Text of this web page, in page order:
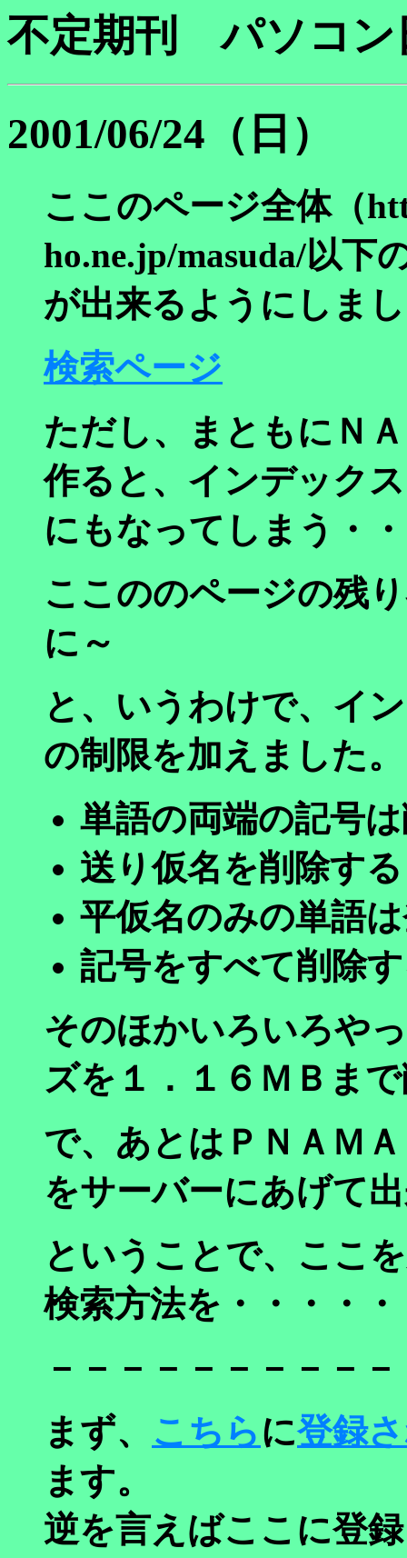
不定期刊 パソコン
2001/06/24（日）
ここのページ全体（
ho.ne.jp/masuda/以下
が出来るようにしま
検索ページ
ただし、まともにＮ
作ると、インデック
にもなってしまう・
ここののページの残
に～
と、いうわけで、イ
の制限を加えました。
単語の両端の記号
送り仮名を削除する
平仮名のみの単語
記号をすべて削除
そのほかいろいろや
ズを１．１６ＭＢま
で、あとはＰＮＡＭ
をサーバーにあげて
ということで、ここ
検索方法を・・・・
－－－－－－－－－－
まず、 こちらに登録
ます。
逆を言えばここに登